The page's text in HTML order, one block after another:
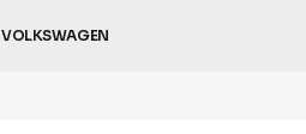
VOLKSWAGEN